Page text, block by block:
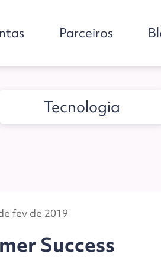
Parceiros
Tecnologia
fev de 2019
Success